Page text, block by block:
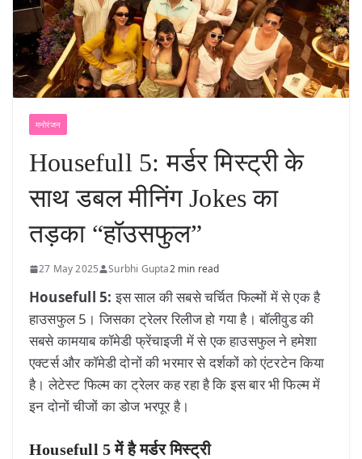
मनोरंजन
Housefull 5: मर्डर मिस्ट्री के
साथ डबल मीनिंग Jokes का
तड़का “हॉउसफुल”
27 May 2025 Surbhi Gupta2 min read
Housefull 5:इस साल की सबसे चर्चित फिल्मों में से एक है
हाउसफुल 5। जिसका ट्रेलर रिलीज हो गया है। बॉलीवुड की
सबसे कामयाब कॉमेडी फ्रेंचाइजी में से एक हाउसफुल ने हमेशा
एक्टर्स और कॉमेडी दोनों की भरमार से दर्शकों को एंटरटेन किया
है। लेटेस्ट फिल्म का ट्रेलर कह रहा है कि इस बार भी फिल्म में
इन दोनों चीजों का डोज भरपूर है।
Housefull 5 में है मर्डर मिस्ट्री